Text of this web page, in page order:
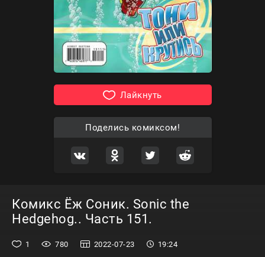
Лайкнуть
Поделись комиксом!
Комикс Ёж Соник. Sonic the
Hedgehog.. Часть 151.
1 780 2022-07-23 19:24